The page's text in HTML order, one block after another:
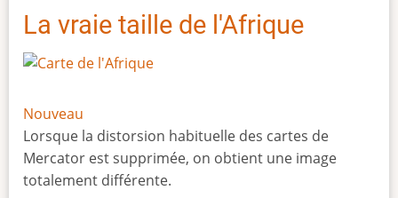
La vraie taille de l'Afrique
Nouveau
Lorsque la distorsion habituelle des cartes de
Mercator est supprimée, on obtient une image
totalement différente.